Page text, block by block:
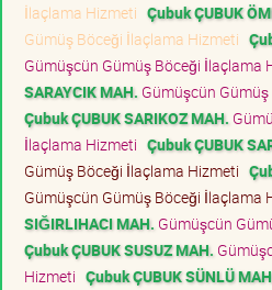
İlaçlama Hizmeti Çubuk ÇUBUK
Gümüş Böceği İlaçlama Hizmeti
Gümüşcün Gümüş Böceği İlaçlama
SARAYCIK MAH. Gümüşcün
Çubuk ÇUBUK SARIKOZ MAH.
İlaçlama Hizmeti Çubuk ÇUBUK
Gümüş Böceği İlaçlama Hizmeti
Gümüşcün Gümüş Böceği İlaçlama
SIĞIRLIHACI MAH. Gümüşcün
Çubuk ÇUBUK SUSUZ MAH.
Hizmeti Çubuk ÇUBUK SÜNLÜ